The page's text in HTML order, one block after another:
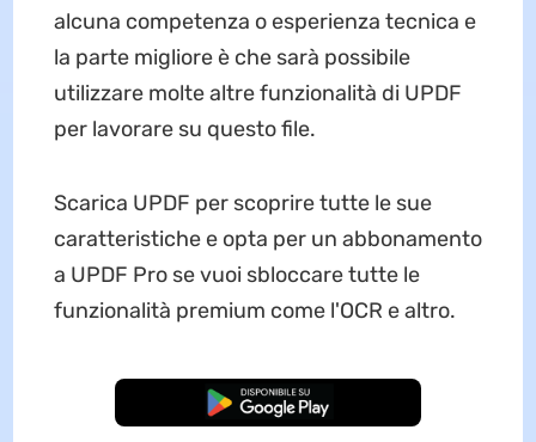
alcuna competenza o esperienza tecnica e
la parte migliore è che sarà possibile
utilizzare molte altre funzionalità di UPDF
per lavorare su questo file.
Scarica UPDF per scoprire tutte le sue
caratteristiche e opta per un abbonamento
a UPDF Pro se vuoi sbloccare tutte le
funzionalità premium come l'OCR e altro.
Download Gratis